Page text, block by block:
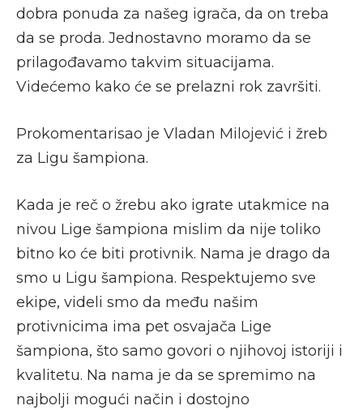
dobra ponuda za našeg igrača, da on treba
da se proda. Jednostavno moramo da se
prilagođavamo takvim situacijama.
Videćemo kako će se prelazni rok završiti.
Prokomentarisao je Vladan Milojević i žreb
za Ligu šampiona.
Kada je reč o žrebu ako igrate utakmice na
nivou Lige šampiona mislim da nije toliko
bitno ko će biti protivnik. Nama je drago da
smo u Ligu šampiona. Respektujemo sve
ekipe, videli smo da među našim
protivnicima ima pet osvajača Lige
šampiona, što samo govori o njihovoj istoriji i
kvalitetu. Na nama je da se spremimo na
najbolji mogući način i dostojno